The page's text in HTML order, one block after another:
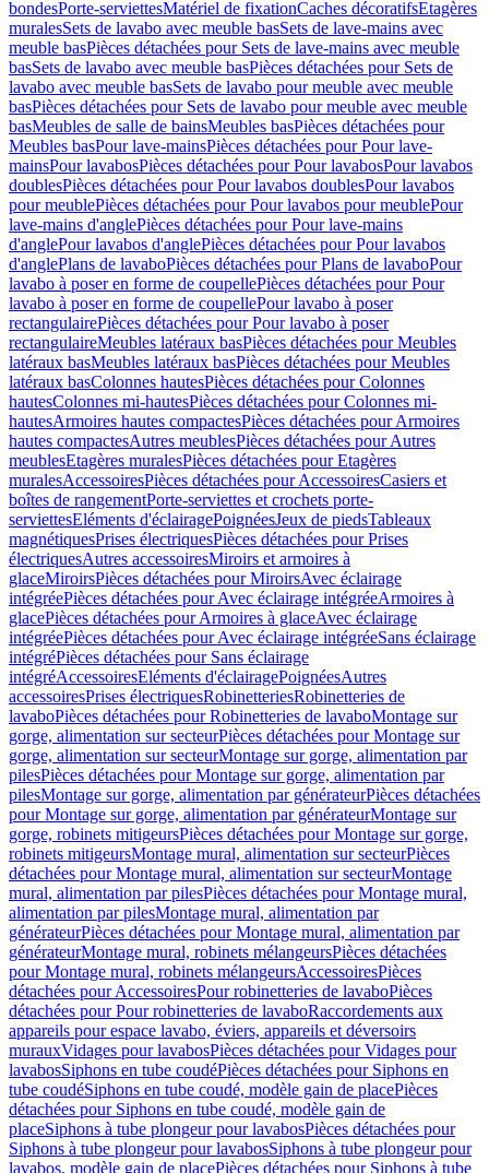
bondesPorte-serviettesMatériel de fixationCaches décoratifsEtagères
muralesSets de lavabo avec meuble basSets de lave-mains avec
meuble basPièces détachées pour Sets de lave-mains avec meuble
basSets de lavabo avec meuble basPièces détachées pour Sets de
lavabo avec meuble basSets de lavabo pour meuble avec meuble
basPièces détachées pour Sets de lavabo pour meuble avec meuble
basMeubles de salle de bainsMeubles basPièces détachées pour
Meubles basPour lave-mainsPièces détachées pour Pour lave-
mainsPour lavabosPièces détachées pour Pour lavabosPour lavabos
doublesPièces détachées pour Pour lavabos doublesPour lavabos
pour meublePièces détachées pour Pour lavabos pour meublePour
lave-mains d'anglePièces détachées pour Pour lave-mains
d'anglePour lavabos d'anglePièces détachées pour Pour lavabos
d'anglePlans de lavaboPièces détachées pour Plans de lavaboPour
lavabo à poser en forme de coupellePièces détachées pour Pour
lavabo à poser en forme de coupellePour lavabo à poser
rectangulairePièces détachées pour Pour lavabo à poser
rectangulaireMeubles latéraux basPièces détachées pour Meubles
latéraux basMeubles latéraux basPièces détachées pour Meubles
latéraux basColonnes hautesPièces détachées pour Colonnes
hautesColonnes mi-hautesPièces détachées pour Colonnes mi-
hautesArmoires hautes compactesPièces détachées pour Armoires
hautes compactesAutres meublesPièces détachées pour Autres
meublesEtagères muralesPièces détachées pour Etagères
muralesAccessoiresPièces détachées pour AccessoiresCasiers et
boîtes de rangementPorte-serviettes et crochets porte-
serviettesEléments d'éclairagePoignéesJeux de piedsTableaux
magnétiquesPrises électriquesPièces détachées pour Prises
électriquesAutres accessoiresMiroirs et armoires à
glaceMiroirsPièces détachées pour MiroirsAvec éclairage
intégréePièces détachées pour Avec éclairage intégréeArmoires à
glacePièces détachées pour Armoires à glaceAvec éclairage
intégréePièces détachées pour Avec éclairage intégréeSans éclairage
intégréPièces détachées pour Sans éclairage
intégréAccessoiresEléments d'éclairagePoignéesAutres
accessoiresPrises électriquesRobinetteriesRobinetteries de
lavaboPièces détachées pour Robinetteries de lavaboMontage sur
gorge, alimentation sur secteurPièces détachées pour Montage sur
gorge, alimentation sur secteurMontage sur gorge, alimentation par
pilesPièces détachées pour Montage sur gorge, alimentation par
pilesMontage sur gorge, alimentation par générateurPièces détachées
pour Montage sur gorge, alimentation par générateurMontage sur
gorge, robinets mitigeursPièces détachées pour Montage sur gorge,
robinets mitigeursMontage mural, alimentation sur secteurPièces
détachées pour Montage mural, alimentation sur secteurMontage
mural, alimentation par pilesPièces détachées pour Montage mural,
alimentation par pilesMontage mural, alimentation par
générateurPièces détachées pour Montage mural, alimentation par
générateurMontage mural, robinets mélangeursPièces détachées
pour Montage mural, robinets mélangeursAccessoiresPièces
détachées pour AccessoiresPour robinetteries de lavaboPièces
détachées pour Pour robinetteries de lavaboRaccordements aux
appareils pour espace lavabo, éviers, appareils et déversoirs
murauxVidages pour lavabosPièces détachées pour Vidages pour
lavabosSiphons en tube coudéPièces détachées pour Siphons en
tube coudéSiphons en tube coudé, modèle gain de placePièces
détachées pour Siphons en tube coudé, modèle gain de
placeSiphons à tube plongeur pour lavabosPièces détachées pour
Siphons à tube plongeur pour lavabosSiphons à tube plongeur pour
lavabos, modèle gain de placePièces détachées pour Siphons à tube